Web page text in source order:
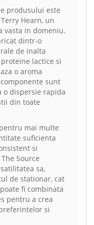
produsului este
Hearn, un
vasta in domeniu.
dintr-o
de inalta
lactice si
o aroma
sunt
o dispersie rapida
din toate
mai multe
suficienta
si
Source
sa,
de stationar, cat
fi combinata
pentru a crea
si